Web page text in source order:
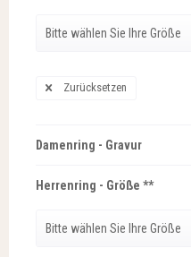
Zurücksetzen
Damenring - Gravur
Herrenring - Größe **